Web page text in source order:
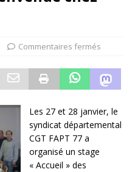
Commentaires fermés
Les 27 et 28 janvier, le
syndicat départemental
CGT FAPT 77 a
organisé un stage
« Accueil » des